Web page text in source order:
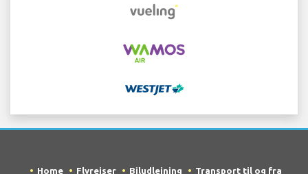
Home Flyrejser Biludlejning Transport til og fra